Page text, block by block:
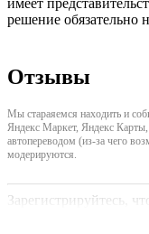
имеет
решение обязательно
Отзывы
Мы стараяемся находить и
Яндекс Маркет, Яндекс
автопереводом (из-за чего
модерируются.
Зарегистрируйтесь,